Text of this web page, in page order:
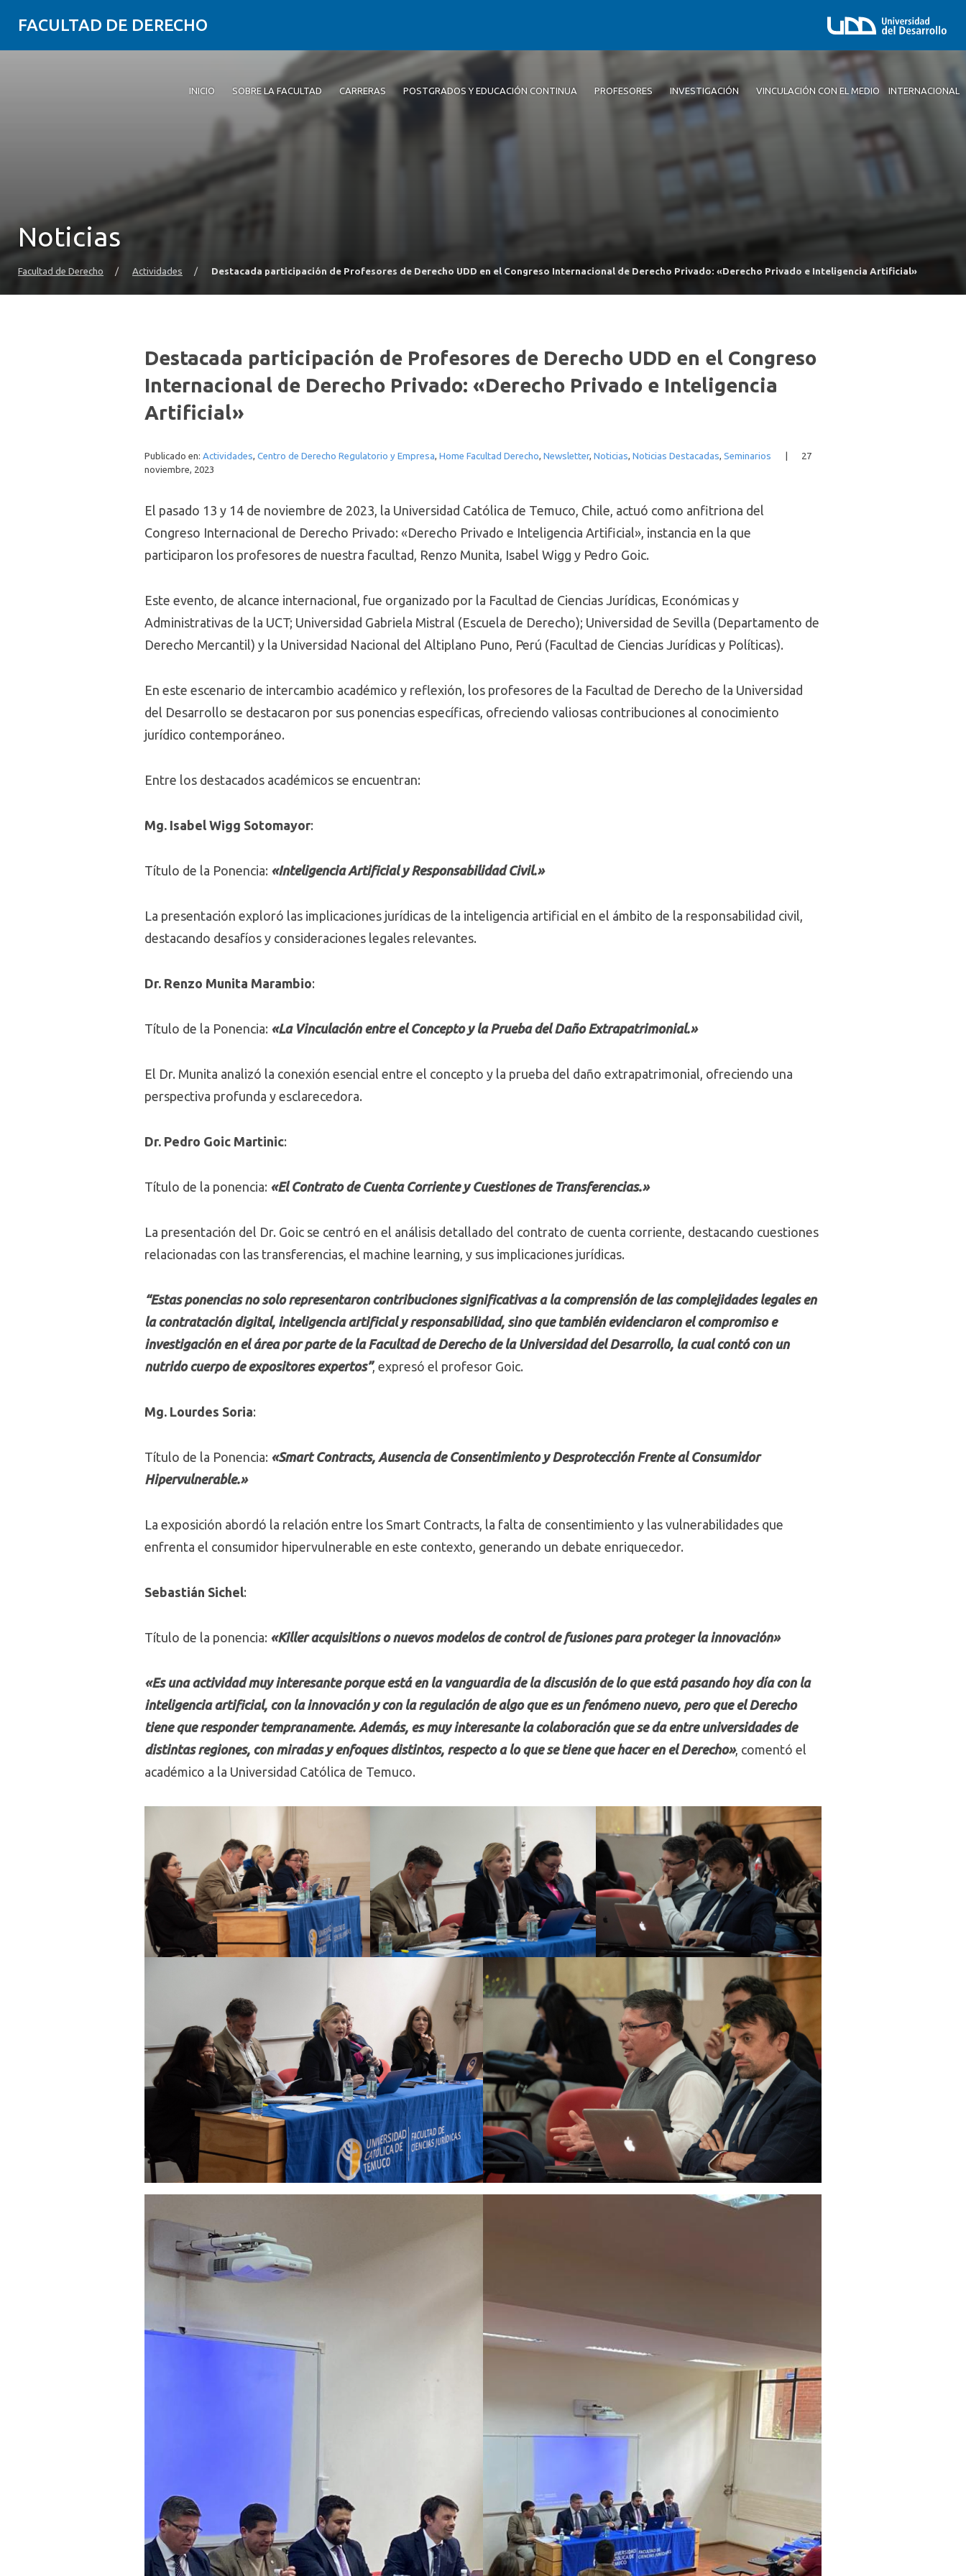
FACULTAD DE DERECHO
INICIO SOBRE LA FACULTAD CARRERAS POSTGRADOS Y EDUCACIÓN CONTINUA PROFESORES INVESTIGACIÓN VINCULACIÓN CON EL MEDIO INTERNACIONAL
Noticias
Facultad de Derecho / Actividades / Destacada participación de Profesores de Derecho UDD en el Congreso Internacional de Derecho Privado: «Derecho Privado e Inteligencia Artificial»
Destacada participación de Profesores de Derecho UDD en el Congreso
Internacional de Derecho Privado: «Derecho Privado e Inteligencia
Artificial»
Publicado en: Actividades, Centro de Derecho Regulatorio y Empresa, Home Facultad Derecho, Newsletter, Noticias, Noticias Destacadas, Seminarios
27
noviembre, 2023
El pasado 13 y 14 de noviembre de 2023, la Universidad Católica de Temuco, Chile, actuó como anfitriona del
Congreso Internacional de Derecho Privado: «Derecho Privado e Inteligencia Artificial», instancia en la que
participaron los profesores de nuestra facultad, Renzo Munita, Isabel Wigg y Pedro Goic.
Este evento, de alcance internacional, fue organizado por la Facultad de Ciencias Jurídicas, Económicas y
Administrativas de la UCT; Universidad Gabriela Mistral (Escuela de Derecho); Universidad de Sevilla (Departamento de
Derecho Mercantil) y la Universidad Nacional del Altiplano Puno, Perú (Facultad de Ciencias Jurídicas y Políticas).
En este escenario de intercambio académico y reflexión, los profesores de la Facultad de Derecho de la Universidad
del Desarrollo se destacaron por sus ponencias específicas, ofreciendo valiosas contribuciones al conocimiento
jurídico contemporáneo.
Entre los destacados académicos se encuentran:
Mg. Isabel Wigg Sotomayor:
Título de la Ponencia: «Inteligencia Artificial y Responsabilidad Civil.»
La presentación exploró las implicaciones jurídicas de la inteligencia artificial en el ámbito de la responsabilidad civil,
destacando desafíos y consideraciones legales relevantes.
Dr. Renzo Munita Marambio:
Título de la Ponencia: «La Vinculación entre el Concepto y la Prueba del Daño Extrapatrimonial.»
El Dr. Munita analizó la conexión esencial entre el concepto y la prueba del daño extrapatrimonial, ofreciendo una
perspectiva profunda y esclarecedora.
Dr. Pedro Goic Martinic:
Título de la ponencia: «El Contrato de Cuenta Corriente y Cuestiones de Transferencias.»
La presentación del Dr. Goic se centró en el análisis detallado del contrato de cuenta corriente, destacando cuestiones
relacionadas con las transferencias, el machine learning, y sus implicaciones jurídicas.
“Estas ponencias no solo representaron contribuciones significativas a la comprensión de las complejidades legales en
la contratación digital, inteligencia artificial y responsabilidad, sino que también evidenciaron el compromiso e
investigación en el área por parte de la Facultad de Derecho de la Universidad del Desarrollo, la cual contó con un
nutrido cuerpo de expositores expertos”, expresó el profesor Goic.
Mg. Lourdes Soria:
Título de la Ponencia: «Smart Contracts, Ausencia de Consentimiento y Desprotección Frente al Consumidor
Hipervulnerable.»
La exposición abordó la relación entre los Smart Contracts, la falta de consentimiento y las vulnerabilidades que
enfrenta el consumidor hipervulnerable en este contexto, generando un debate enriquecedor.
Sebastián Sichel:
Título de la ponencia: «Killer acquisitions o nuevos modelos de control de fusiones para proteger la innovación»
«Es una actividad muy interesante porque está en la vanguardia de la discusión de lo que está pasando hoy día con la
inteligencia artificial, con la innovación y con la regulación de algo que es un fenómeno nuevo, pero que el Derecho
tiene que responder tempranamente. Además, es muy interesante la colaboración que se da entre universidades de
distintas regiones, con miradas y enfoques distintos, respecto a lo que se tiene que hacer en el Derecho», comentó el
académico a la Universidad Católica de Temuco.